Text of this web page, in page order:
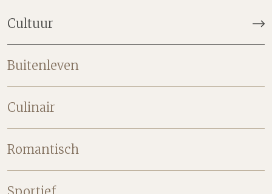
Cultuur
Buitenleven
Culinair
Romantisch